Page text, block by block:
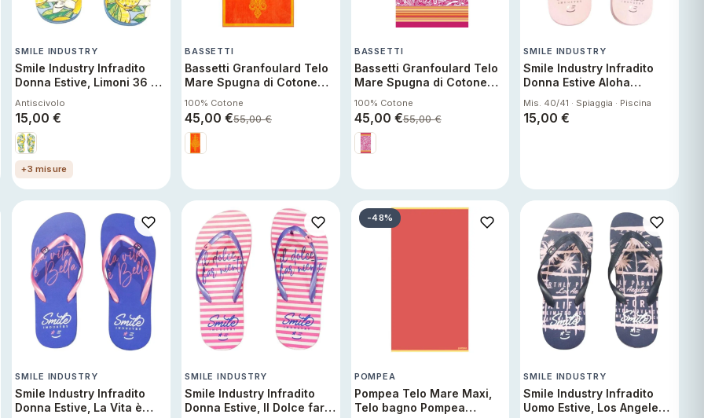
SMILE INDUSTRY
Smile Industry Infradito
Donna Estive, Limoni 36 37
Mare Antiscivolo
Antiscivolo
15,00€
+3 misure
BASSETTI
Bassetti Granfoulard Telo
Mare Spugna di Cotone
g/m², 90x180 cm Ragusa
Y1
100% Cotone
45,00 €55,00€
BASSETTI
Bassetti Granfoulard Telo
Mare Spugna di Cotone
g/m², 90x180 cm Noto R1
100% Cotone
45,00 €55,00€
SMILE INDUSTRY
Smile Industry Infradito
Donna Estive Aloha
Antiscivolo
Mis. 40/41 · Spiaggia · Piscina
15,00€
SMILE INDUSTRY
Smile Industry Infradito
Donna Estive, La Vita è
SMILE INDUSTRY
Smile Industry Infradito
Donna Estive, Il Dolce far
-48%
POMPEA
Pompea Telo Mare Maxi,
Telo bagno Pompea
SMILE INDUSTRY
Smile Industry Infradito
Uomo Estive, Los Angeles